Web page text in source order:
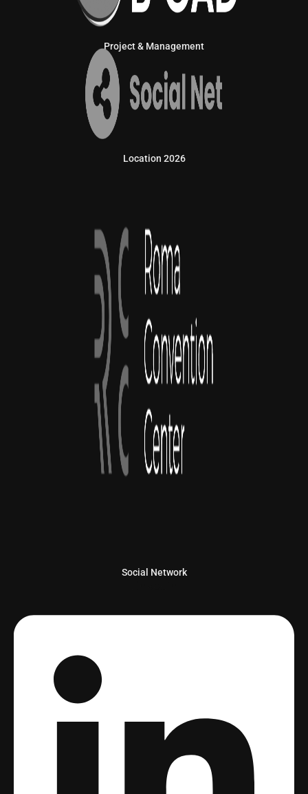
Project & Management
Location 2026
Social Network